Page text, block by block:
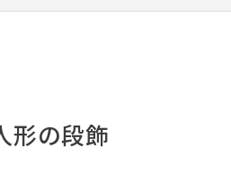
形の段飾